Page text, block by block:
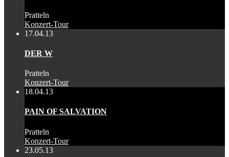
Pratteln
Konzert-Tour
17.04.13
DER W
Pratteln
Konzert-Tour
18.04.13
PAIN OF SALVATION
Pratteln
Konzert-Tour
23.05.13